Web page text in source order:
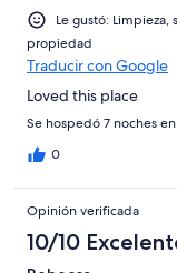
Le gustó:
propiedad
Traducir con Google
Loved this place
Se hospedó 7 noches
0
Opinión verificada
10/10